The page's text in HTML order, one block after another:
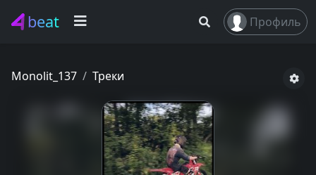
beat Профиль
Monolit_137 Треки